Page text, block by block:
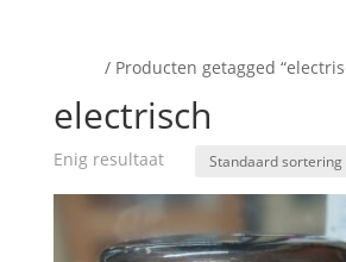
/ Producten getagged
electrisch
Enig resultaat